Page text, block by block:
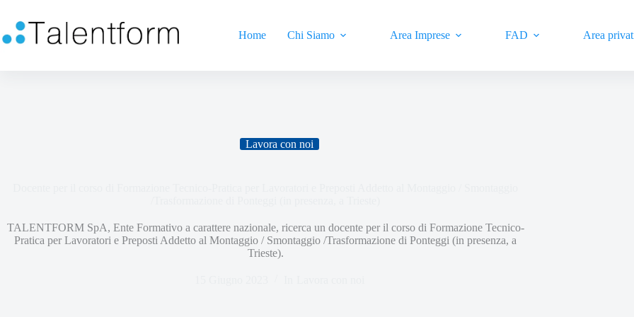
Home Chi Siamo Area Imprese FAD Area
Lavora con noi
TALENTFORM SpA, Ente Formativo a carattere nazionale, ricerca un docente per il corso di Formazione Tecnico-
Pratica per Lavoratori e Preposti Addetto al Montaggio / Smontaggio /Trasformazione di Ponteggi (in presenza, a
Trieste).